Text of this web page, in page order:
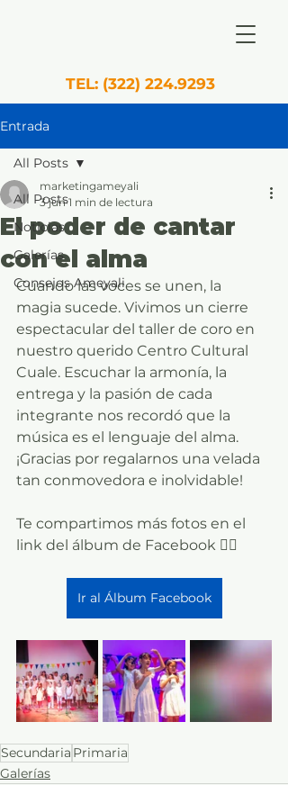
TEL: (322) 224.9293
Entrada
All Posts
Noticias
Galerías
Consejos Ameyali
All Posts
El poder de cantar
con el alma
marketingameyali
3 jun 1 min de lectura
Cuando las voces se unen, la
magia sucede. Vivimos un cierre
espectacular del taller de coro en
nuestro querido Centro Cultural
Cuale. Escuchar la armonía, la
entrega y la pasión de cada
integrante nos recordó que la
música es el lenguaje del alma.
¡Gracias por regalarnos una velada
tan conmovedora e inolvidable!
Te compartimos más fotos en el
link del álbum de Facebook 👇🏼
Ir al Álbum Facebook
Secundaria Primaria
Galerías